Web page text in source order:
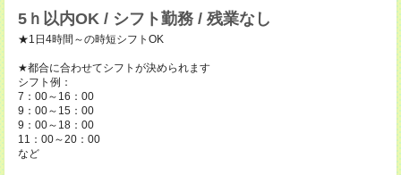
5ｈ以内OK / シフト勤務 / 残業なし
★1日4時間～の時短シフトOK
★都合に合わせてシフトが決められます
シフト例：
7：00～16：00
9：00～15：00
9：00～18：00
11：00～20：00
など